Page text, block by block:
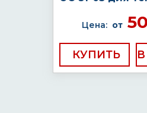
Цена: от
КУПИТЬ